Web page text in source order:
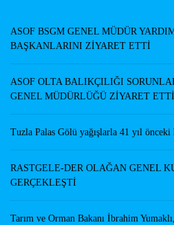
ASOF BSGM GENEL MÜDÜR
BAŞKANLARINI ZİYARET ETTİ
ASOF OLTA BALIKÇILIĞI
GENEL MÜDÜRLÜĞÜ ZİYARET ETTİ.
Tuzla Palas Gölü yağışlarla 41 yıl önceki
RASTGELE-DER OLAĞAN GENEL
GERÇEKLEŞTİ
Tarım ve Orman Bakanı İbrahim